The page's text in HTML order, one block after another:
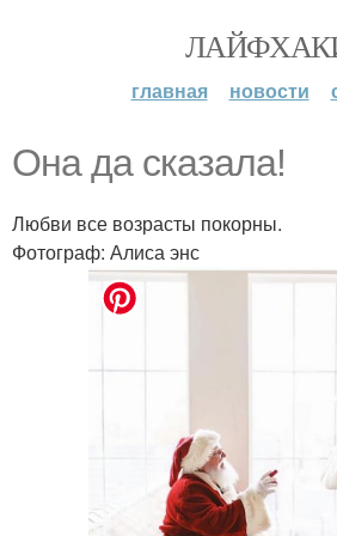
главная новости
Она да сказала!
Любви все возрасты покорны.
Фотограф: Алиса энс